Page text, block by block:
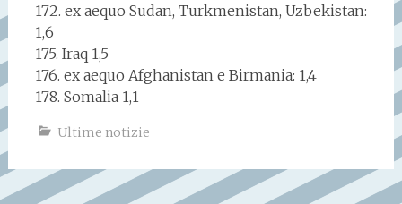
172. ex aequo Sudan, Turkmenistan, Uzbekistan:
1,6
175. Iraq 1,5
176. ex aequo Afghanistan e Birmania: 1,4
178. Somalia 1,1
Ultime notizie